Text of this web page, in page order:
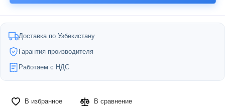
Доставка по Узбекистану
Гарантия производителя
Работаем с НДС
В избранное В сравнение